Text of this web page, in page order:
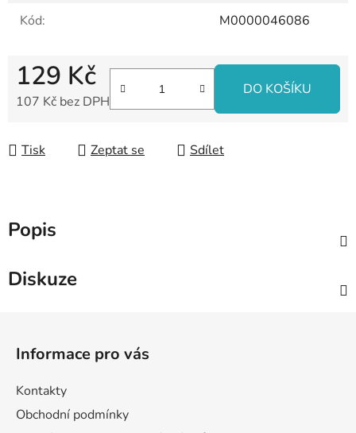
Kód:
M0000046086
129 Kč
107 Kč bez DPH
DO KOŠÍKU
Tisk Zeptat se Sdílet
Popis
Diskuze
Informace pro vás
Kontakty
Obchodní podmínky